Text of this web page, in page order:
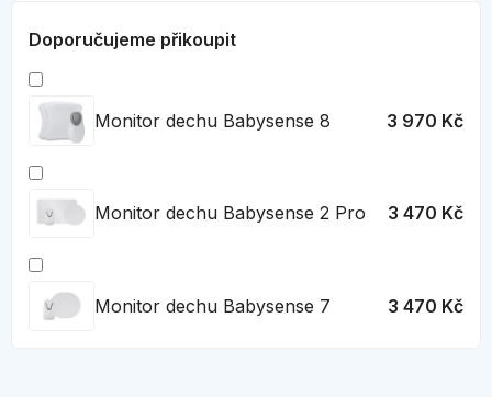
Doporučujeme přikoupit
Monitor dechu Babysense 8 3 970 Kč
Monitor dechu Babysense 2 Pro 3 470 Kč
Monitor dechu Babysense 7 3 470 Kč